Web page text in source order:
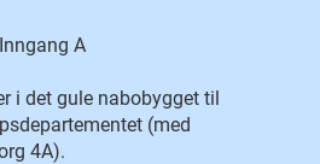
A
i det gule nabobygget til
(med
4A).